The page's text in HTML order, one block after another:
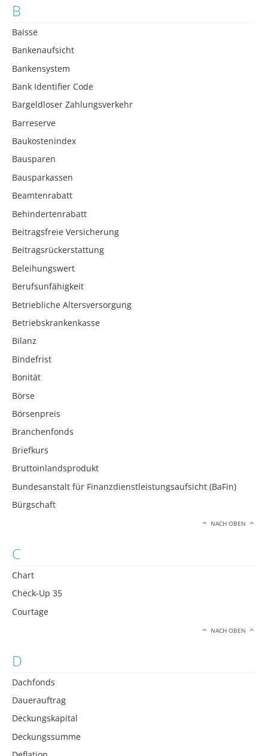
B
Baisse
Bankenaufsicht
Bankensystem
Bank Identifier Code
Bargeldloser Zahlungsverkehr
Barreserve
Baukostenindex
Bausparen
Bausparkassen
Beamtenrabatt
Behindertenrabatt
Beitragsfreie Versicherung
Beitragsrückerstattung
Beleihungswert
Berufsunfähigkeit
Betriebliche Altersversorgung
Betriebskrankenkasse
Bilanz
Bindefrist
Bonität
Börse
Börsenpreis
Branchenfonds
Briefkurs
Bruttoinlandsprodukt
Bundesanstalt für Finanzdienstleistungsaufsicht (BaFin)
Bürgschaft
NACH OBEN
C
Chart
Check-Up 35
Courtage
NACH OBEN
D
Dachfonds
Dauerauftrag
Deckungskapital
Deckungssumme